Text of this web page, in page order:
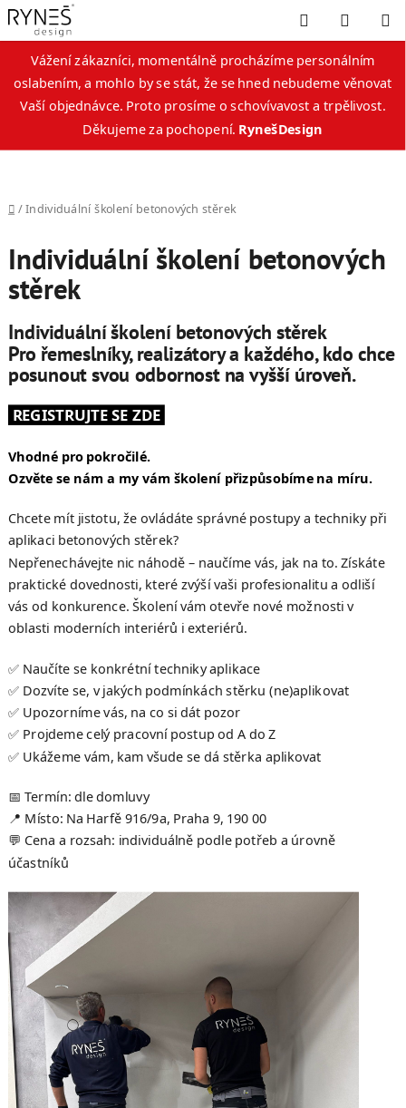
Vážení zákazníci, momentálně procházíme personálním
oslabením, a mohlo by se stát, že se hned nebudeme věnovat
Vaší objednávce. Proto prosíme o schovívavost a trpělivost.
Děkujeme za pochopení. RynešDesign
Hledat
KOŠÍK
Domů
/ Individuální školení betonových stěrek
Individuální školení betonových
stěrek
Individuální školení betonových stěrek
Pro řemeslníky, realizátory a každého, kdo chce
posunout svou odbornost na vyšší úroveň.
REGISTRUJTE SE ZDE
Vhodné pro pokročilé.
Ozvěte se nám a my vám školení přizpůsobíme na míru.
Chcete mít jistotu, že ovládáte správné postupy a techniky při
aplikaci betonových stěrek?
Nepřenechávejte nic náhodě – naučíme vás, jak na to. Získáte
praktické dovednosti, které zvýší vaši profesionalitu a odliší
vás od konkurence. Školení vám otevře nové možnosti v
oblasti moderních interiérů i exteriérů.
✅ Naučíte se konkrétní techniky aplikace
✅ Dozvíte se, v jakých podmínkách stěrku (ne)aplikovat
✅ Upozorníme vás, na co si dát pozor
✅ Projdeme celý pracovní postup od A do Z
✅ Ukážeme vám, kam všude se dá stěrka aplikovat
📅 Termín: dle domluvy
📍 Místo: Na Harfě 916/9a, Praha 9, 190 00
💬 Cena a rozsah: individuálně podle potřeb a úrovně
účastníků